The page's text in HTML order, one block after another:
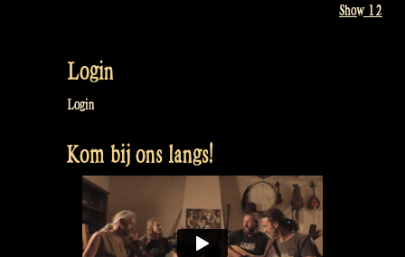
Show 12
Login
Login
Kom bij ons langs!